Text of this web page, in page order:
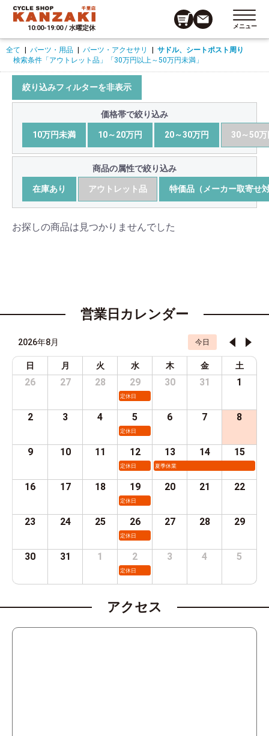
10:00-19:00 / 水曜定休 メニュー
全て パーツ・用品 パーツ・アクセサリ
サドル、シートポスト周り
検索条件 「アウトレット品」 「30万円以上～50万円未満」
絞り込みフィルターを非表示
価格帯で絞り込み
10万円未満 10～20万円 20～30万円 30～50万
商品の属性で絞り込み
在庫あり アウトレット品 特価品（メーカー取寄せ
お探しの商品は見つかりませんでした
営業日カレンダー
2026年8月 今日
日 月 火 水 木 金 土
26 27 28 29
定休日
30 31 1
2 3 4 5
定休日
6 7 8
9 10 11 12
定休日
13
夏季休業
14 15
16 17 18 19
定休日
20 21 22
23 24 25 26
定休日
27 28 29
30 31 1 2
定休日
3 4 5
アクセス